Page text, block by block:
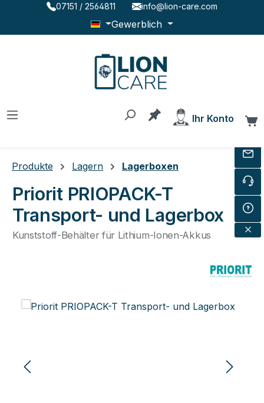
Zum Hauptinhalt springen
07151 / 2564811 info@lion-care.com
Gewerblich
Du hast 0 Produkte
Ihr Konto
Produkte Lagern Lagerboxen
Priorit PRIOPACK-T
Transport- und Lagerbox
Kunststoff-Behälter für Lithium-Ionen-Akkus
Bildergalerie überspringen